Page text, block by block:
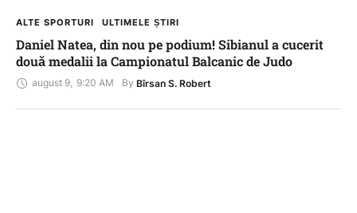
ALTE SPORTURI ULTIMELE ȘTIRI
Daniel Natea, din nou pe podium! Sibianul a cucerit
două medalii la Campionatul Balcanic de Judo
august 9, 9:20 AM By Bîrsan S. Robert